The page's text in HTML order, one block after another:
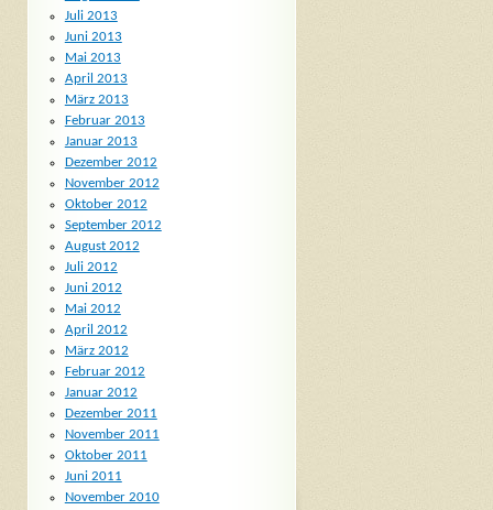
Juli 2013
Juni 2013
Mai 2013
April 2013
März 2013
Februar 2013
Januar 2013
Dezember 2012
November 2012
Oktober 2012
September 2012
August 2012
Juli 2012
Juni 2012
Mai 2012
April 2012
März 2012
Februar 2012
Januar 2012
Dezember 2011
November 2011
Oktober 2011
Juni 2011
November 2010